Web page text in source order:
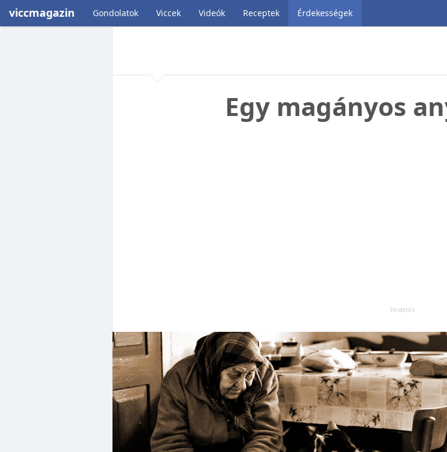
viccmagazin Gondolatok Viccek Videók Receptek Érdekességek
Egy magányos